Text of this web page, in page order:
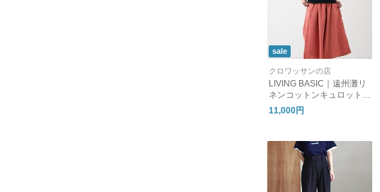
sale
クロワッサンの店
LIVING BASIC｜遠州灘リ
ネンコットンキュロット
ギフト 日本製 パンツ 吸水
速乾
11,000円